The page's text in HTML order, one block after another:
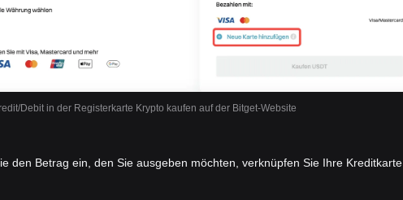
Debit in der Registerkarte Krypto kaufen auf der Bitget-Website
den Betrag ein, den Sie ausgeben möchten, verknüpfen Sie Ihre